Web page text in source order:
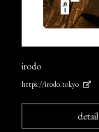
irodo
https://irodo.tokyo
detail